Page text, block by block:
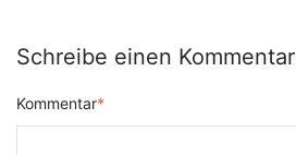
Schreibe einen Kommentar
Kommentar*